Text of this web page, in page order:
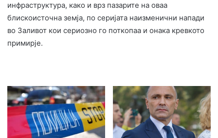
инфраструктура, како и врз пазарите на оваа
блискоисточна земја, по серијата наизменични напади
во Заливот кои сериозно го поткопаа и онака кревкото
примирје.